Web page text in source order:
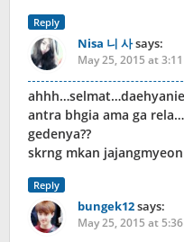
Reply
Nisa 니 사says:
May 25, 2015 at
antra bhgia ama ga
gedenya??
skrng mkan
Reply
bungek12says:
May 25, 2015 at